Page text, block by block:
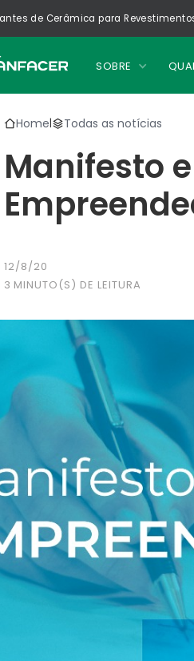
de Cerâmica para
SOBRE
Home| Todas as notícias
Manifesto
12/8/20
3 MINUTO(S) DE LEITURA